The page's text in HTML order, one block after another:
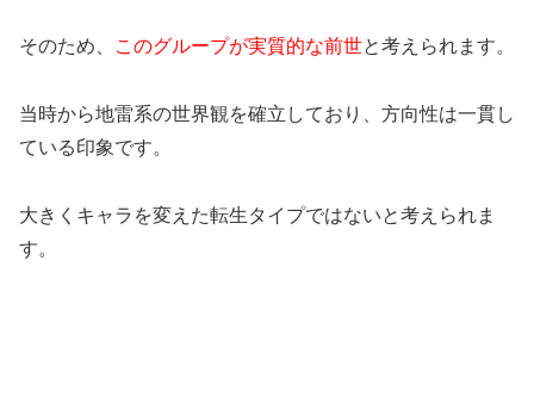
そのため、 このグループが実質的な前世と考えられます。
当時から地雷系の世界観を確立しており、方向性は一貫し
ている印象です。
大きくキャラを変えた転生タイプではないと考えられま
す。